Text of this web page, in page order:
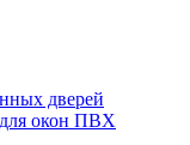
дверей
окон ПВХ